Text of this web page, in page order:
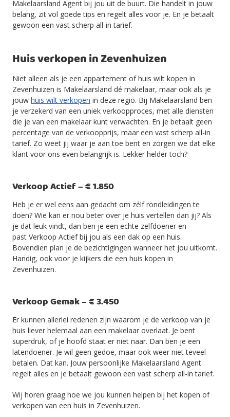
Makelaarsland Agent bij jou uit de buurt. Die handelt in jouw
belang, zit vol goede tips en regelt alles voor je. En je betaalt
gewoon een vast scherp all-in tarief.
Huis verkopen in Zevenhuizen
Niet alleen als je een appartement of huis wilt kopen in
Zevenhuizen is Makelaarsland dé makelaar, maar ook als je
jouw huis wilt verkopen in deze regio. Bij Makelaarsland ben
je verzekerd van een uniek verkoopproces, met alle diensten
die je van een makelaar kunt verwachten. En je betaalt geen
percentage van de verkoopprijs, maar een vast scherp all-in
tarief. Zo weet jij waar je aan toe bent en zorgen we dat elke
klant voor ons even belangrijk is. Lekker helder toch?
Verkoop Actief – € 1.850
Heb je er wel eens aan gedacht om zélf rondleidingen te
doen? Wie kan er nou beter over je huis vertellen dan jij? Als
je dat leuk vindt, dan ben je een echte zelfdoener en
past Verkoop Actief bij jou als een dak op een huis.
Bovendien plan je de bezichtigingen wanneer het jou uitkomt.
Handig, ook voor je kijkers die een huis kopen in
Zevenhuizen.
Verkoop Gemak – € 3.450
Er kunnen allerlei redenen zijn waarom je de verkoop van je
huis liever helemaal aan een makelaar overlaat. Je bent
superdruk, of je hoofd staat er niet naar. Dan ben je een
latendoener. Je wil geen gedoe, maar ook weer niet teveel
betalen. Dat kan. Jouw persoonlijke Makelaarsland Agent
regelt alles en je betaalt gewoon een vast scherp all-in tarief.
Wij horen graag hoe we jou kunnen helpen bij het kopen of
verkopen van een huis in Zevenhuizen.